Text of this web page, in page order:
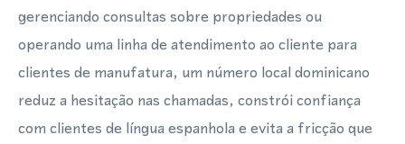
gerenciando consultas sobre propriedades ou
operando uma linha de atendimento ao cliente para
clientes de manufatura, um número local dominicano
reduz a hesitação nas chamadas, constrói confiança
com clientes de língua espanhola e evita a fricção que